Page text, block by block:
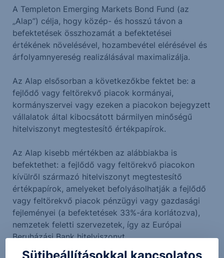
A Templeton Emerging Markets Bond Fund (az
„Alap”) célja, hogy közép- és hosszú távon a
befektetések összhozamát a befektetései
értékének növelésével, hozambevétel elérésével és
árfolyamnyereség realizálásával maximalizálja.
Az Alap elsősorban a következőkbe fektet be: a
fejlődő vagy feltörekvő piacok kormányai,
kormányszervei vagy ezeken a piacokon bejegyzett
vállalatok által kibocsátott bármilyen minőségű
hitelviszonyt megtestesítő értékpapírok.
Az Alap kisebb mértékben az alábbiakba is
befektethet: a fejlődő vagy feltörekvő piacokon
kívülről származó hitelviszonyt megtestesítő
értékpapírok, amelyeket befolyásolhatják a fejlődő
vagy feltörekvő piacok pénzügyi vagy gazdasági
fejleményei (a befektetések 33%-ára korlátozva),
nemzetek feletti szervezetek, így az Európai
Beruházási Bank hitelviszonyt
megtestesítő értékpapírjai, jelzálog- és